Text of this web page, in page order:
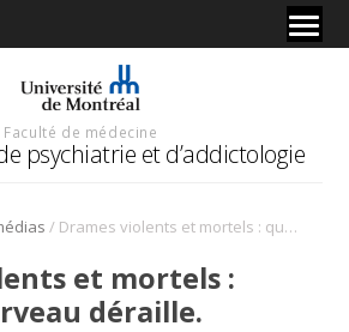
Faculté de médecine
psychiatrie et d’addictologie
/ Drames violents et mortels : quand le cerveau déraille.
et mortels :
déraille.